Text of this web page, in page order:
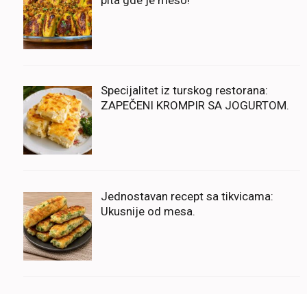
Specijalitet iz turskog restorana:
ZAPEČENI KROMPIR SA JOGURTOM.
Jednostavan recept sa tikvicama:
Ukusnije od mesa.